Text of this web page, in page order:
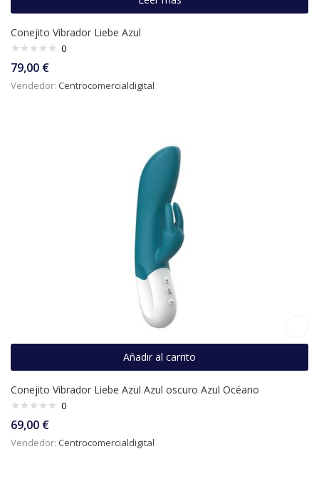
Conejito Vibrador Liebe Azul
0
79,00 €
Vendedor: Centrocomercialdigital
Añadir al carrito
Conejito Vibrador Liebe Azul Azul oscuro Azul Océano
0
69,00 €
Vendedor: Centrocomercialdigital